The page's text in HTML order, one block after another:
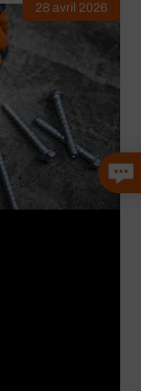
28 avril 2026